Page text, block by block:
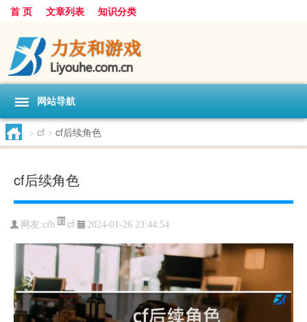
首 页 文章列表 知识分类
网站导航
> cf > cf后续角色
cf后续角色
网友:cfh cf 2024-01-26 23:44:54